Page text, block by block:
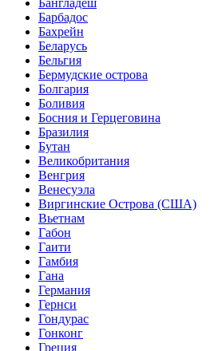
Барбадос
Бахрейн
Беларусь
Бельгия
Бермудские острова
Болгария
Боливия
Босния и Герцеговина
Бразилия
Бутан
Великобритания
Венгрия
Венесуэла
Виргинские Острова (США)
Вьетнам
Габон
Гаити
Гамбия
Гана
Германия
Гернси
Гондурас
Гонконг
Греция